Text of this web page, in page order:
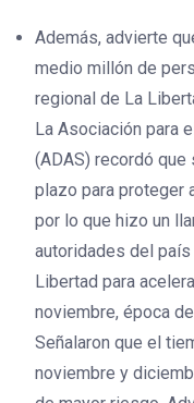
Además, advierte
medio millón de
regional de La
La Asociación para
(ADAS) recordó
plazo para proteger
por lo que hizo un
autoridades del país
Libertad para
noviembre, época
Señalaron que el
noviembre y